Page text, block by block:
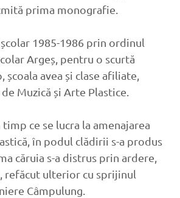
prima monografie.
1985-1986 prin ordinul
Argeș, pentru o scurtă
avea și clase afiliate,
Muzică și Arte Plastice.
ce se lucra la amenajarea
în podul clădirii s-a produs
căruia s-a distrus prin ardere,
refăcut ulterior cu sprijinul
Câmpulung.